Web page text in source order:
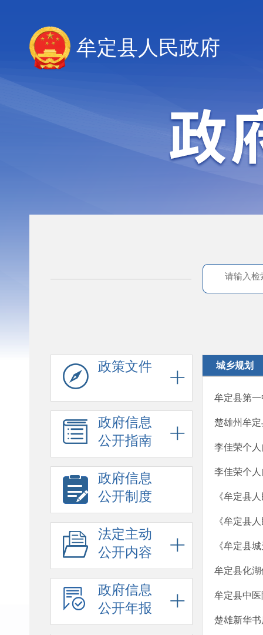
牟定县人民政府
政策文件
政府信息
公开指南
政府信息
公开制度
法定主动
公开内容
政府信息
公开年报
城乡规划
牟定县第
楚雄州牟
李佳荣个
李佳荣个
《牟定县
《牟定县
《牟定县
牟定县化
牟定县中
楚雄新华